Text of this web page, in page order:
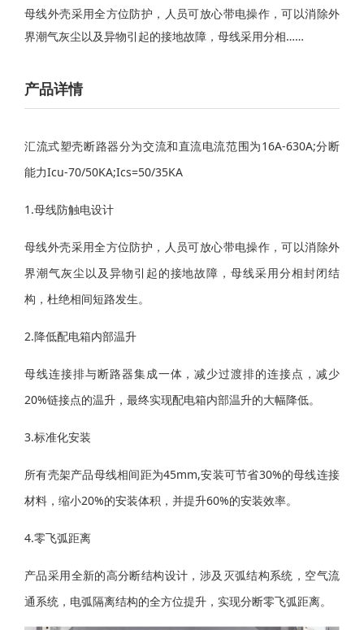
母线外壳采用全方位防护，人员可放心带电操作，可以消除外
界潮气灰尘以及异物引起的接地故障，母线采用分相……
产品详情
汇流式塑壳断路器分为交流和直流电流范围为16A-630A;分断
能力Icu-70/50KA;Ics=50/35KA
1.母线防触电设计
母线外壳采用全方位防护，人员可放心带电操作，可以消除外
界潮气灰尘以及异物引起的接地故障，母线采用分相封闭结
构，杜绝相间短路发生。
2.降低配电箱内部温升
母线连接排与断路器集成一体，减少过渡排的连接点，减少
20%链接点的温升，最终实现配电箱内部温升的大幅降低。
3.标准化安装
所有壳架产品母线相间距为45mm,安装可节省30%的母线连接
材料，缩小20%的安装体积，并提升60%的安装效率。
4.零飞弧距离
产品采用全新的高分断结构设计，涉及灭弧结构系统，空气流
通系统，电弧隔离结构的全方位提升，实现分断零飞弧距离。